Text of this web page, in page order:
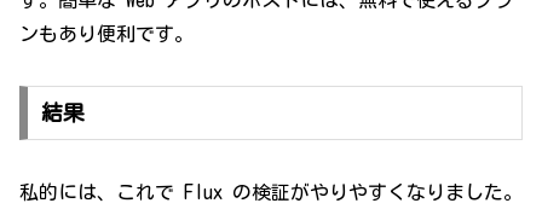
ンもあり便利です。
結果
私的には、これで Flux の検証がやりやすくなりました。